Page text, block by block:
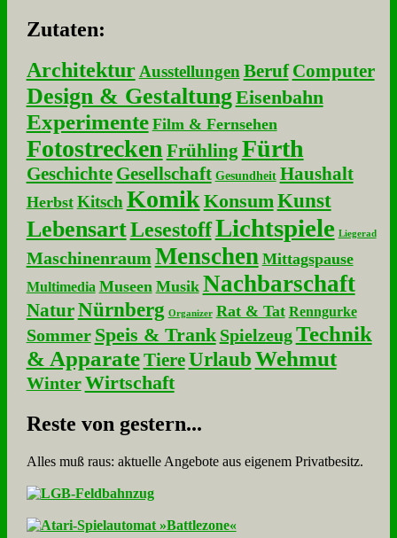
Zu­ta­ten:
Architektur Ausstellungen Beruf Computer
Design & GestaltungEisenbahn
Experimente Film & Fernsehen
Fotostrecken Frühling Fürth
Geschichte Gesellschaft Gesundheit Haushalt
Herbst Kitsch KomikKonsumKunst
LebensartLesestoffLichtspiele Liegerad
Maschinenraum Menschen Mittagspause
Multimedia Museen Musik Nachbarschaft
NaturNürnberg Organizer Rat & Tat Renngurke
Sommer Speis & Trank Spielzeug Technik
& Apparate Tiere UrlaubWehmut
Winter Wirtschaft
Re­ste von ge­stern...
Alles muß raus: aktuelle An­ge­bo­te aus eigenem Privatbesitz.